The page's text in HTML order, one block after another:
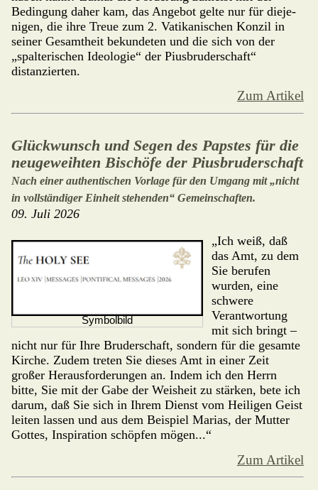
Bedingung daher kam, das Angebot gelte nur für dieje­
nigen, die ihre Treue zum 2. Vatikanischen Konzil in
seiner Gesamtheit bekundeten und die sich von der
„spalte­ri­schen Ideologie“ der Pius­bru­derschaft“
distanzierten.
Zum Artikel
Glückwunsch und Segen des Papstes für die
neugeweihten Bischöfe der Piusbruderschaft
Nach einer authentischen Vorlage für den Umgang mit „nicht
in vollständiger Einheit stehenden“ Gemeinschaften.
09. Juli 2026
Symbolbild
„Ich weiß, daß
das Amt, zu dem
Sie be­rufen
wurden, eine
schwere
Verantwor­tung
mit sich bringt –
nicht nur für Ihre Bruderschaft, sondern für die gesamte
Kirche. Zudem treten Sie dieses Amt in einer Zeit
großer Herausforderungen an. Indem ich den Herrn
bitte, Sie mit der Gabe der Weisheit zu stärken, bete ich
darum, daß Sie sich in Ihrem Dienst vom Heiligen Geist
leiten lassen und aus dem Beispiel Marias, der Mutter
Gottes, Inspiration schöpfen mögen...“
Zum Artikel